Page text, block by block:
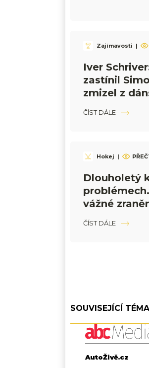
Zajímavosti |
Iver
zastínil
zmizel z
ČÍST DÁLE
Hokej |
Dlouholetý
vážné
trénovat
ČÍST DÁLE
SOUVISEJÍCÍ
AutoŽivě.cz